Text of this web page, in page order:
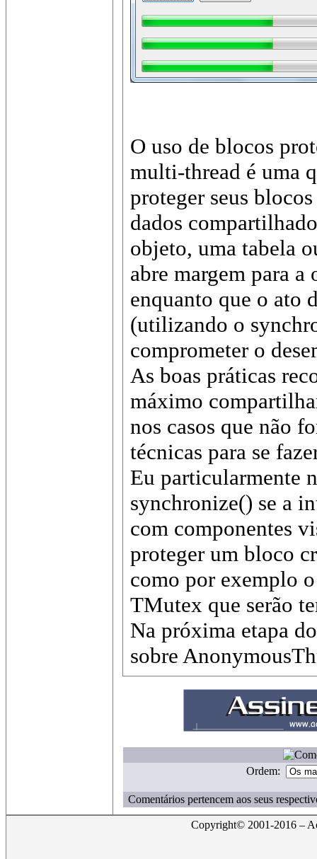
O uso de blocos
multi-thread é uma
proteger seus
dados
objeto, uma tabela
abre margem para
enquanto que o ato
(utilizando o
comprometer o
As boas práticas
máximo
nos casos que não
técnicas para se
Eu particularmente
synchronize() se a
com componentes
proteger um bloco
como por exemplo
TMutex que serão
Na próxima etapa
sobre
Ordem:
Comentários pertencem aos seus
Copyright© 2001-2016 –